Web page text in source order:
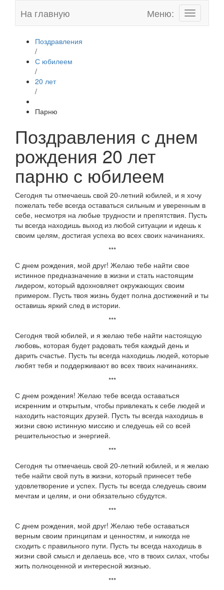
Toggle
navigation
На главную Меню:
Поздравления
/
С юбилеем
/
20 лет
/
Парню
Поздравления с днем
рождения 20 лет
парню с юбилеем
Сегодня ты отмечаешь свой 20-летний юбилей, и я хочу
пожелать тебе всегда оставаться сильным и уверенным в
себе, несмотря на любые трудности и препятствия. Пусть
ты всегда находишь выход из любой ситуации и идешь к
своим целям, достигая успеха во всех своих начинаниях.
***
С днем рождения, мой друг! Желаю тебе найти свое
истинное предназначение в жизни и стать настоящим
лидером, который вдохновляет окружающих своим
примером. Пусть твоя жизнь будет полна достижений и ты
оставишь яркий след в истории.
***
Сегодня твой юбилей, и я желаю тебе найти настоящую
любовь, которая будет радовать тебя каждый день и
дарить счастье. Пусть ты всегда находишь людей, которые
любят тебя и поддерживают во всех твоих начинаниях.
***
С днем рождения! Желаю тебе всегда оставаться
искренним и открытым, чтобы привлекать к себе людей и
находить настоящих друзей. Пусть ты всегда находишь в
жизни свою истинную миссию и следуешь ей со всей
решительностью и энергией.
***
Сегодня ты отмечаешь свой 20-летний юбилей, и я желаю
тебе найти свой путь в жизни, который принесет тебе
удовлетворение и успех. Пусть ты всегда следуешь своим
мечтам и целям, и они обязательно сбудутся.
***
С днем рождения, мой друг! Желаю тебе оставаться
верным своим принципам и ценностям, и никогда не
сходить с правильного пути. Пусть ты всегда находишь в
жизни свой смысл и делаешь все, что в твоих силах, чтобы
жить полноценной и интересной жизнью.
***